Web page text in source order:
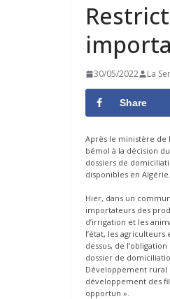
30/05/2022 La
Share
Après le ministère de
bémol à la décision
dossiers de
disponibles en Algérie.
Hier, dans un
importateurs des
d’irrigation et les
l’état, les
dessus, de
dossier de
Développement rural
développement des
opportun ».